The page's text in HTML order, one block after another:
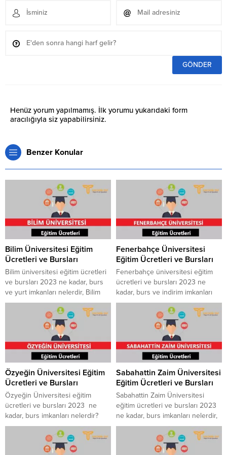
Henüz yorum yapılmamış. İlk yorumu yukarıdaki form
aracılığıyla siz yapabilirsiniz.
Benzer Konular
Bilim Üniversitesi Eğitim
Ücretleri ve Bursları
Bilim üniversitesi eğitim ücretleri
ve bursları 2023 ne kadar, burs
ve yurt imkanları nelerdir, Bilim
üniversitesinde yer alan bölümler
nelerdir, ön lisans ve lisans kayıt
ücreti ne kadardır, üniversitenin
bölümlerinin eğitim dilleri nelerdir
gibi merak edilen konular
hakkında sizlere bu yazımızda en
güncel bilgileri verdik. Demiroğlu
Bilim Üniversitesi Eğitim
Ücretleri...
Fenerbahçe Üniversitesi
Eğitim Ücretleri ve Bursları
Fenerbahçe üniversitesi eğitim
ücretleri ve bursları 2023 ne
kadar, burs ve indirim imkanları
nelerdir, Fenerbahçe
üniversitesinde yer alan bölümler
nelerdir gibi merak edilen konular
hakkında sizlere bu yazımızda en
güncel bilgileri verdik. OSTİM
Teknik Üniversitesi Eğitim
Ücretleri ve Bursları Fenerbahçe
Üniversitesi Eğitim Ücretleri ve
Bursları Tercihiniyap Forum
Tekrar Aktif Tıklayın...
Özyeğin Üniversitesi Eğitim
Ücretleri ve Bursları
Özyeğin Üniversitesi eğitim
ücretleri ve bursları 2023 ne
kadar, burs imkanları nelerdir?
Özyeğin Üniversitesi ön lisans ve
lisans kayıt ücreti ne kadardır gibi
merak edilen konular hakkında
Sabahattin Zaim Üniversitesi
Eğitim Ücretleri ve Bursları
Sabahattin Zaim Üniversitesi
eğitim ücretleri ve bursları 2023
ne kadar, burs imkanları nelerdir,
İstanbul Sabahattin Zaim
Üniversitesi Yurt imkanları, ön
lisans ve lisans kayıt ücreti ne